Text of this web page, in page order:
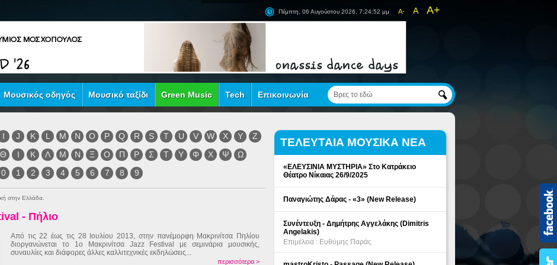
A- A A+
Πέμπτη, 06 Αυγούστου 2026, 7:24:52 μμ
Μουσικός οδηγός Μουσικό ταξίδι Green Music Tech Επικοινωνία
I J K L M N O P Q R S T U V W X Y
Z
Θ Ι Κ Λ Μ Ν Ξ Ο Π Ρ Σ Τ Υ Φ Χ Ψ
Ω
0
1 2 3 4 5 6 7 8 9
στην Ελλάδα.
- Πήλιο
Από τις 22 έως τις 28 Ιουλίου 2013, στην πανέμορφη Μακρινίτσα Πηλίου
διοργανώνεται το 1ο Μακρινίτσα Jazz Festival με σεμινάρια μουσικής,
συναυλίες και διάφορες άλλες καλλιτεχνικές εκδηλώσεις...
περισσότερα >
ΤΕΛΕΥΤΑΙΑ ΜΟΥΣΙΚΑ ΝΕΑ
«ΕΛΕΥΣΙΝΙΑ ΜΥΣΤΗΡΙΑ» Στο Κατράκειο
Θέατρο Νίκαιας 26/9/2025
Παναγιώτης Δάρας - «3» (New Release)
Συνέντευξη - Δημήτρης Αγγελάκης (Dimitris
Angelakis)
Επιμέλεια : Ευθύμης Παράς